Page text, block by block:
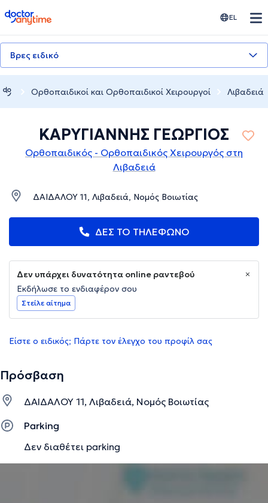
doctoranytime EL
Βρες ειδικό
Ορθοπαιδικοί και Ορθοπαιδικοί Χειρουργοί Λιβαδειά
ΚΑΡΥΓΙΑΝΝΗΣ ΓΕΩΡΓΙΟΣ
Ορθοπαιδικός - Ορθοπαιδικός Χειρουργός στη
Λιβαδειά
ΔΑΙΔΑΛΟΥ 11, Λιβαδειά, Νομός Βοιωτίας
ΔΕΣ ΤΟ ΤΗΛΕΦΩΝΟ
Δεν υπάρχει δυνατότητα online ραντεβού
Εκδήλωσε το ενδιαφέρον σου
Στείλε αίτημα
Είστε ο ειδικός; Πάρτε τον έλεγχο του προφίλ σας
Πρόσβαση
ΔΑΙΔΑΛΟΥ 11, Λιβαδειά, Νομός Βοιωτίας
Parking
Δεν διαθέτει parking